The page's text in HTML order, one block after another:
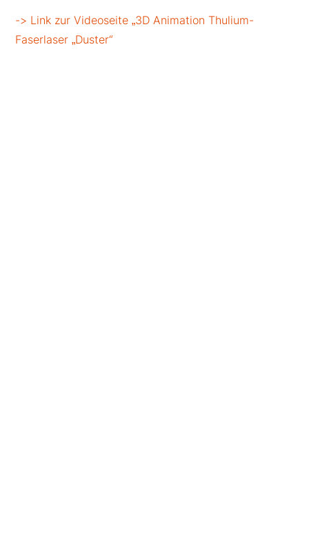
-> Link zur Videoseite „3D Animation Thulium-
Faserlaser „Duster“